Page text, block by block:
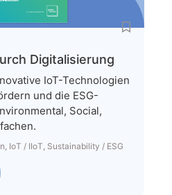
Digitalisierung
IoT-Technologien
und die ESG-
Social,
IoT / IIoT Sustainability / ESG